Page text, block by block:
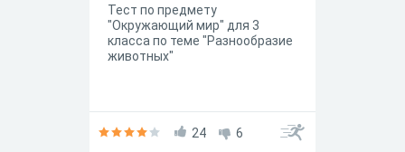
Тест по предмету
"Окружающий мир" для 3
класса по теме "Разнообразие
животных"
24 6